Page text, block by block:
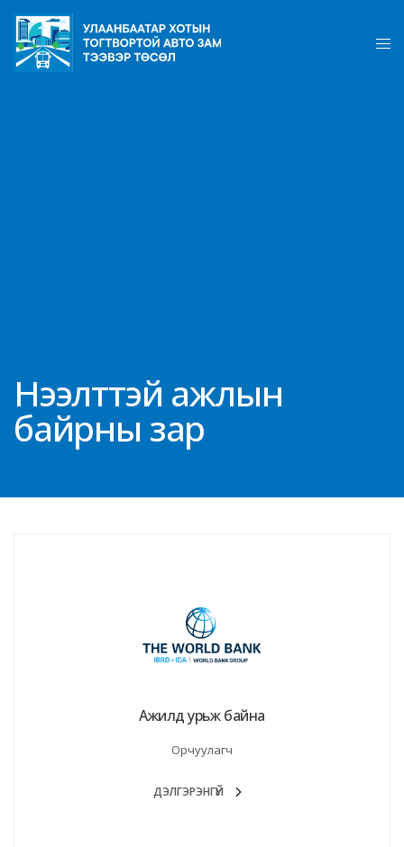
Нээлттэй ажлын
байрны зар
Ажилд урьж байна
Орчуулагч
ДЭЛГЭРЭНГҮЙ